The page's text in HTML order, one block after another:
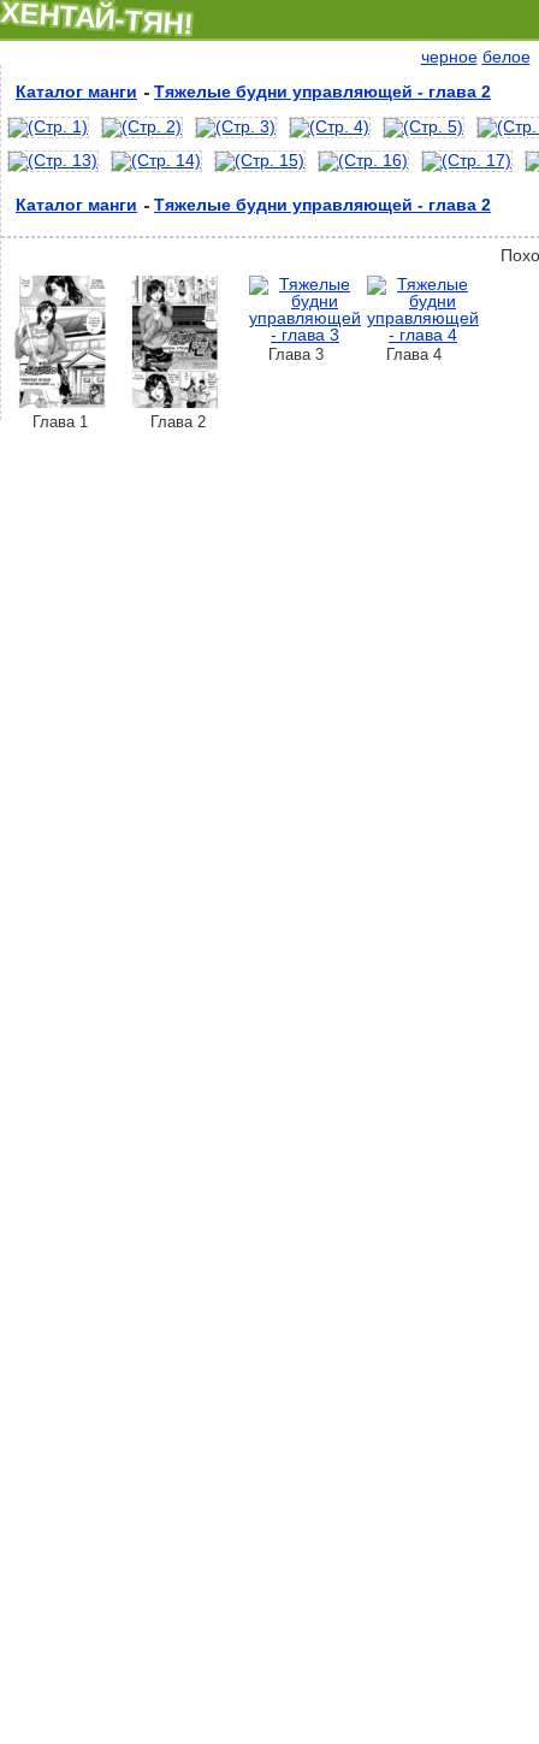
ХЕНТАЙ-ТЯН!
черное белое
Каталог манги
Тяжелые будни управляющей - глава 2
Каталог манги Тяжелые будни управляющей - глава 2
Глава 1 Глава 2
Глава 3 Глава 4